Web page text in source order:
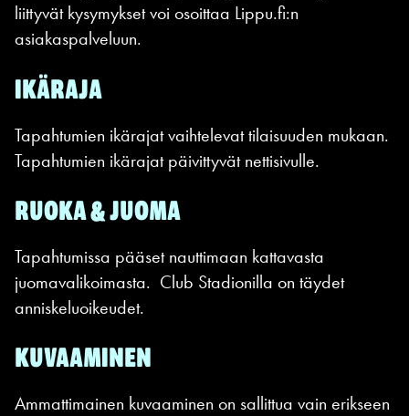
liittyvät kysymykset voi osoittaa Lippu.fi:n
asiakaspalveluun.
IKÄRAJA
Tapahtumien ikärajat vaihtelevat tilaisuuden mukaan.
Tapahtumien ikärajat päivittyvät nettisivulle.
RUOKA & JUOMA
Tapahtumissa pääset nauttimaan kattavasta
juomavalikoimasta. Club Stadionilla on täydet
anniskeluoikeudet.
KUVAAMINEN
Ammattimainen kuvaaminen on sallittua vain erikseen